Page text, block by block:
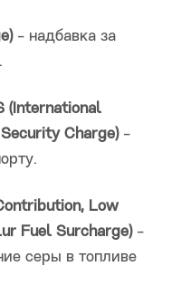
- надбавка за
(International
Charge)-
Low
Fuel Surcharge)-
серы в топливе